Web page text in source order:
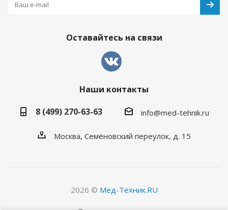
Оставайтесь на связи
Наши контакты
8 (499) 270-63-63
info@med-tehnik.ru
Москва, Семёновский переулок, д. 15
2026 © Мед-Техник.RU